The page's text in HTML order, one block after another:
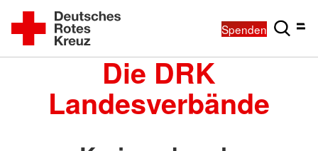
Spenden
Die DRK
Landesverbände